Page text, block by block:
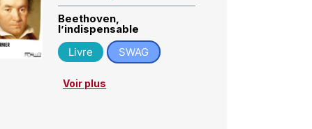
Beethoven,
l’indispensable
Livre
SWAG
Voir plus